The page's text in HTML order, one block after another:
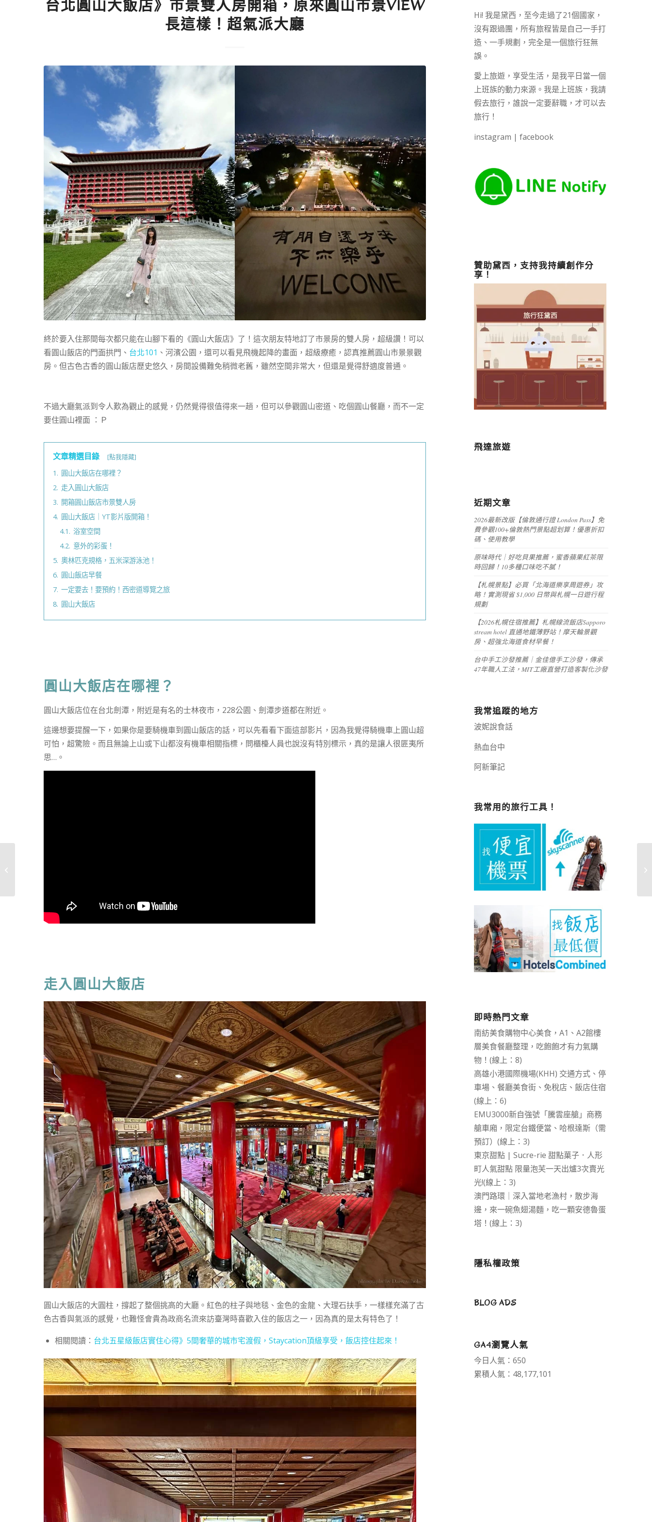
台北圓山大飯店》市景雙人房開箱，原來圓山市景VIEW
長這樣！超氣派大廳
終於要入住那間每次都只能在山腳下看的《圓山大飯店》了！這次朋友特地訂了市景房的雙人房，超級讚！可以
看圓山飯店的門面拱門、 台北101 、河濱公園，還可以看見飛機起降的畫面，超級療癒，認真推薦圓山市景景觀
房。但古色古香的圓山飯店歷史悠久，房間設備難免稍微老舊，雖然空間非常大，但還是覺得舒適度普通。
不過大廳氣派到令人歎為觀止的感覺，仍然覺得很值得來一趟，但可以參觀圓山密道、吃個圓山餐廳，而不一定
要住圓山裡面 ：Ｐ
文章精選目錄 [點我隱藏]
1. 圓山大飯店在哪裡？
2. 走入圓山大飯店
3. 開箱圓山飯店市景雙人房
4. 圓山大飯店｜YT影片版開箱！
4.1. 浴室空間
4.2. 意外的彩蛋！
5. 奧林匹克規格，五米深游泳池！
6. 圓山飯店早餐
7. 一定要去！要預約！西密道導覽之旅
8. 圓山大飯店
圓山大飯店在哪裡？
圓山大飯店位在台北劍潭，附近是有名的士林夜市，228公園、劍潭步道都在附近。
這邊想要提醒一下，如果你是要騎機車到圓山飯店的話，可以先看看下面這部影片，因為我覺得騎機車上圓山超
可怕，超驚險。而且無論上山或下山都沒有機車相關指標，問櫃檯人員也說沒有特別標示，真的是讓人很匪夷所
思…。
走入圓山大飯店
圓山大飯店的大圓柱，撐起了整個挑高的大廳。紅色的柱子與地毯、金色的金龍、大理石扶手，一樣樣充滿了古
色古香與氣派的感覺，也難怪會貴為政商名流來訪臺灣時喜歡入住的飯店之一，因為真的是太有特色了！
相關閱讀： 台北五星級飯店實住心得》5間奢華的城市宅渡假，Staycation頂級享受，飯店控住起來！
Hi! 我是黛西，至今走過了21個國家，
沒有跟過團，所有旅程皆是自己一手打
造、一手規劃，完全是一個旅行狂無
誤。
愛上旅遊，享受生活，是我平日當一個
上班族的動力來源。我是上班族，我請
假去旅行，誰說一定要辭職，才可以去
旅行！
instagram | facebook
贊助黛西，支持我持續創作分
享！
飛達旅遊
近期文章
2026最新改版【倫敦通行證 London Pass】免
費參觀100+倫敦熱門景點超划算！優惠折扣
碼、使用教學
原味時代｜好吃貝果推薦，蜜香蘋果紅茶限
時回歸！10多種口味吃不膩！
【札幌景點】必買「北海道樂享周遊券」攻
略！實測現省 $1,000 日幣與札幌一日遊行程
規劃
【2026札幌住宿推薦】札幌線流飯店Sapporo
stream hotel 直通地鐵薄野站！摩天輪景觀
房、超強北海道食材早餐！
台中手工沙發推薦｜金佳億手工沙發，傳承
47年職人工法，MIT工廠直營打造客製化沙發
我常追蹤的地方
波妮說食話
熱血台中
阿新筆記嘉義+1 | 嘉義加一
我常用的旅行工具！
即時熱門文章
南紡美食購物中心美食，A1、A2館樓
層美食餐廳整理，吃飽飽才有力氣購
物！(線上：8)
高雄小港國際機場(KHH) 交通方式、停
車場、餐廳美食街、免稅店、飯店住宿
(線上：6)
EMU3000新自強號「騰雲座艙」商務
艙車廂，限定台鐵便當、哈根達斯（需
預訂）(線上：3)
東京甜點 | Sucre-rie 甜點菓子．人形
町人氣甜點 限量泡芙一天出爐3次賣光
光!(線上：3)
澳門路環｜深入當地老漁村，散步海
邊，來一碗魚翅湯麵，吃一顆安德魯蛋
塔！(線上：3)
隱私權政策
BLOG ADS
GA4瀏覽人氣
今日人氣：650
累積人氣：48,177,101